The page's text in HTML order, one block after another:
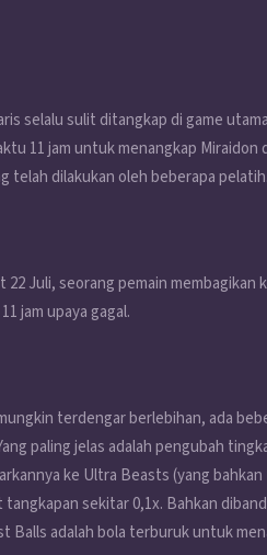
selalu sulit ditangkap di game
11 jam untuk menangkap Miraidon
telah dilakukan oleh beberapa pelatih.
22 Juli, seorang pemain
jam upaya gagal.
terdengar berlebihan, ada
paling jelas adalah pengubah
ke Ultra Beasts (yang bahkan
sekitar 0,1x. Bahkan
Balls adalah bola terburuk untuk